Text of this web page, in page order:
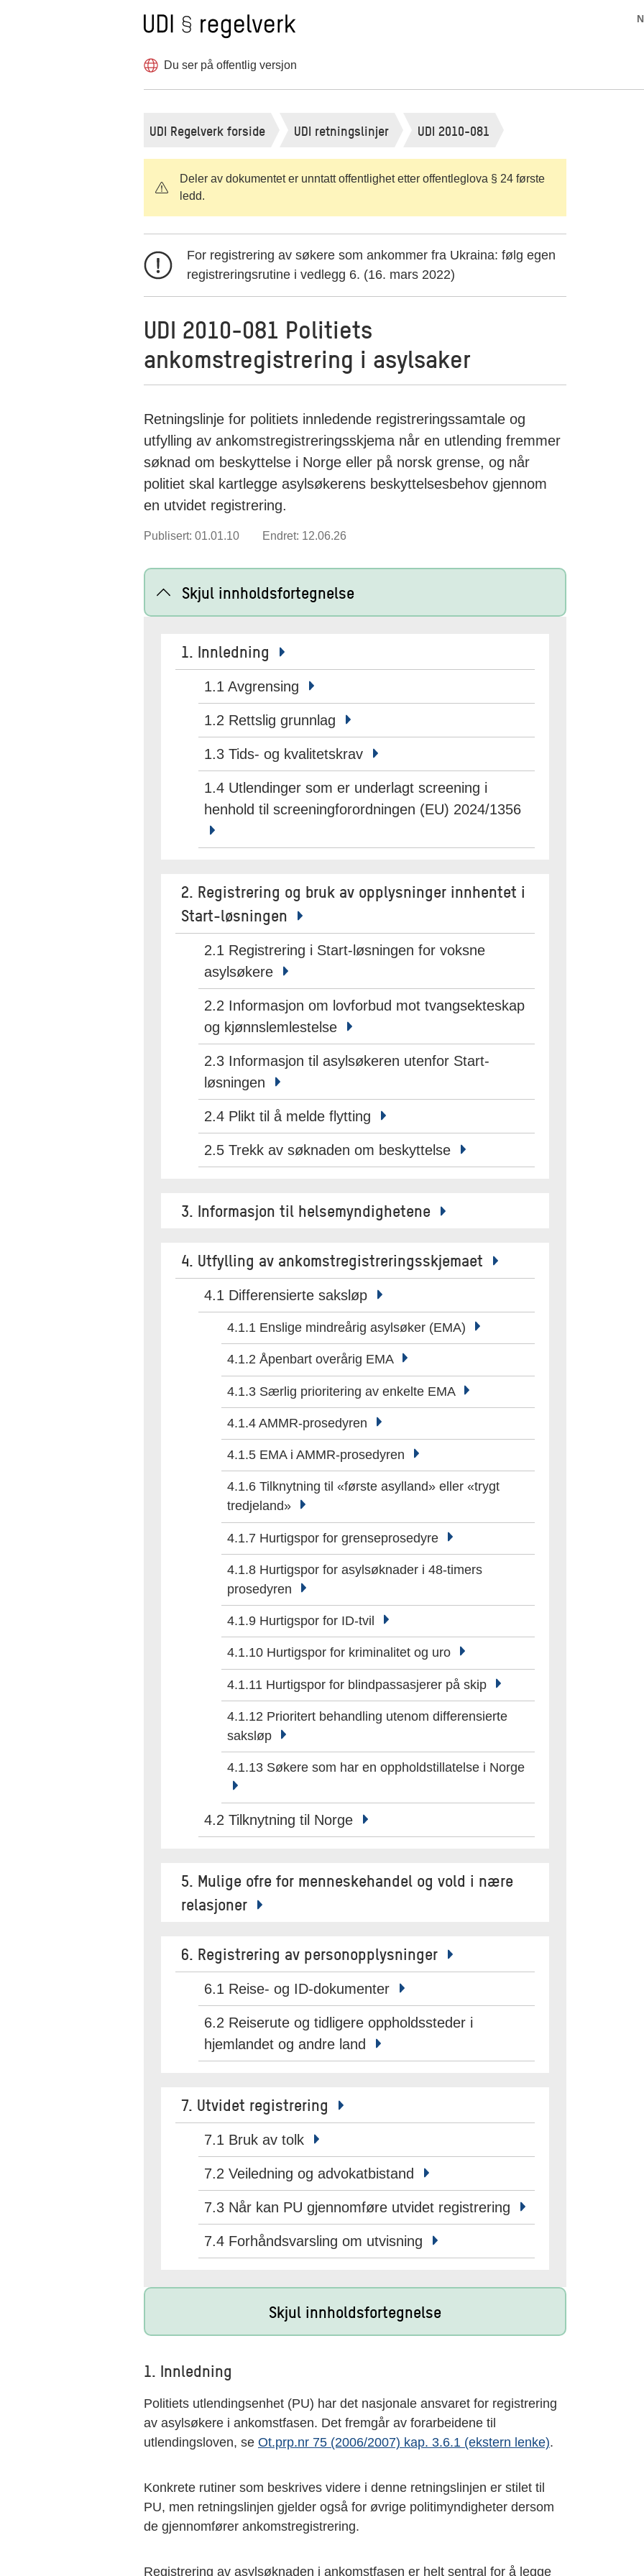
Til forsiden
Hopp
innholdet
Du ser på offentlig versjon
UDI Regelverk forside UDI retningslinjer UDI 2010-081
Deler av dokumentet er unntatt offentlighet etter offentleglova § 24 første
ledd.
For registrering av søkere som ankommer fra Ukraina: følg egen
registreringsrutine i vedlegg 6. (16. mars 2022)
UDI 2010-081 Politiets
ankomstregistrering i asylsaker
Retningslinje for politiets innledende registreringssamtale og
utfylling av ankomstregistreringsskjema når en utlending fremmer
søknad om beskyttelse i Norge eller på norsk grense, og når
politiet skal kartlegge asylsøkerens beskyttelsesbehov gjennom
en utvidet registrering.
Publisert: 01.01.10 Endret: 12.06.26
Skjul innholdsfortegnelse
1. Innledning
1.1 Avgrensing
1.2 Rettslig grunnlag
1.3 Tids- og kvalitetskrav
1.4 Utlendinger som er underlagt screening i
henhold til screeningforordningen (EU) 2024/1356
2. Registrering og bruk av opplysninger innhentet i
Start-løsningen
2.1 Registrering i Start-løsningen for voksne
asylsøkere
2.2 Informasjon om lovforbud mot tvangsekteskap
og kjønnslemlestelse
2.3 Informasjon til asylsøkeren utenfor Start-
løsningen
2.4 Plikt til å melde flytting
2.5 Trekk av søknaden om beskyttelse
3. Informasjon til helsemyndighetene
4. Utfylling av ankomstregistreringsskjemaet
4.1 Differensierte saksløp
4.1.1 Enslige mindreårig asylsøker (EMA)
4.1.2 Åpenbart overårig EMA
4.1.3 Særlig prioritering av enkelte EMA
4.1.4 AMMR-prosedyren
4.1.5 EMA i AMMR-prosedyren
4.1.6 Tilknytning til «første asylland» eller «trygt
tredjeland»
4.1.7 Hurtigspor for grenseprosedyre
4.1.8 Hurtigspor for asylsøknader i 48-timers
prosedyren
4.1.9 Hurtigspor for ID-tvil
4.1.10 Hurtigspor for kriminalitet og uro
4.1.11 Hurtigspor for blindpassasjerer på skip
4.1.12 Prioritert behandling utenom differensierte
saksløp
4.1.13 Søkere som har en oppholdstillatelse i Norge
4.2 Tilknytning til Norge
5. Mulige ofre for menneskehandel og vold i nære
relasjoner
6. Registrering av personopplysninger
6.1 Reise- og ID-dokumenter
6.2 Reiserute og tidligere oppholdssteder i
hjemlandet og andre land
7. Utvidet registrering
7.1 Bruk av tolk
7.2 Veiledning og advokatbistand
7.3 Når kan PU gjennomføre utvidet registrering
7.4 Forhåndsvarsling om utvisning
Skjul innholdsfortegnelse
1. Innledning
Politiets utlendingsenhet (PU) har det nasjonale ansvaret for registrering
av asylsøkere i ankomstfasen. Det fremgår av forarbeidene til
utlendingsloven, se Ot.prp.nr 75 (2006/2007) kap. 3.6.1 (ekstern lenke).
Konkrete rutiner som beskrives videre i denne retningslinjen er stilet til
PU, men retningslinjen gjelder også for øvrige politimyndigheter dersom
de gjennomfører ankomstregistrering.
Registrering av asylsøknaden i ankomstfasen er helt sentral for å legge